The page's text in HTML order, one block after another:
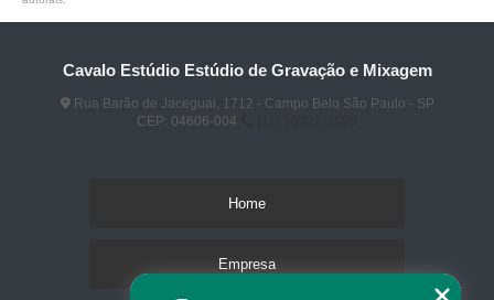
Cavalo Estúdio Estúdio de Gravação e Mixagem
Rua Barão de Jaceguai, 1712 - Campo Belo São Paulo - SP
CEP: 04606-004
Home
Empresa